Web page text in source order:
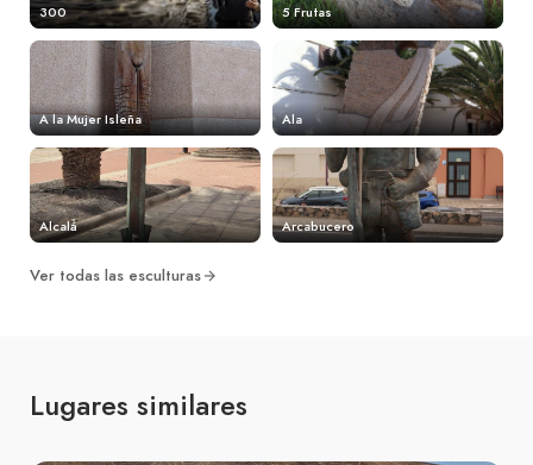
300 5 Frutas
A la Mujer Isleña Ala
Alcalá Arcabucero
Ver todas las esculturas
Lugares similares